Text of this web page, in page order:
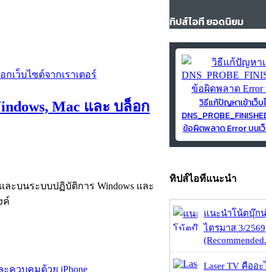
Mac และ บล็อก
ละบนระบบปฏิบัติการ Windows และ
ค์
ทิปส์ไอที ยอดนิยม
วิธีแก้ปัญหาเข้าเว็บ
ข้อผิดพลาด Error บนเว็
ทิปส์ไอทีแนะนำ
แนะนำโน้ตบุ๊ก
ไตรมาส 3/2569
Laser TV คืออะ